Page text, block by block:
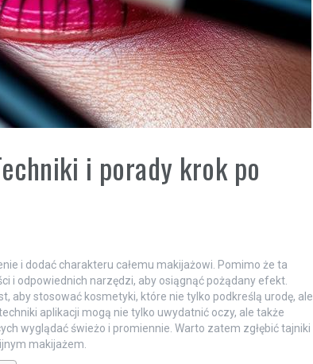
i porady krok po
i dodać charakteru całemu makijażowi. Pomimo że ta
i odpowiednich narzędzi, aby osiągnąć pożądany efekt.
aby stosować kosmetyki, które nie tylko podkreślą urodę, ale
aplikacji mogą nie tylko uwydatnić oczy, ale także
wyglądać świeżo i promiennie. Warto zatem zgłębić tajniki
makijażem.